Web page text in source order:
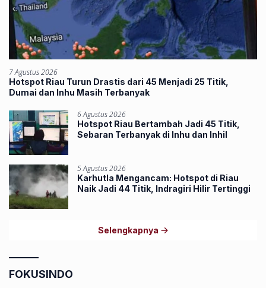
7 Agustus 2026
Hotspot Riau Turun Drastis dari 45 Menjadi 25 Titik,
Dumai dan Inhu Masih Terbanyak
6 Agustus 2026
Hotspot Riau Bertambah Jadi 45 Titik,
Sebaran Terbanyak di Inhu dan Inhil
5 Agustus 2026
Karhutla Mengancam: Hotspot di Riau
Naik Jadi 44 Titik, Indragiri Hilir Tertinggi
Selengkapnya
FOKUSINDO